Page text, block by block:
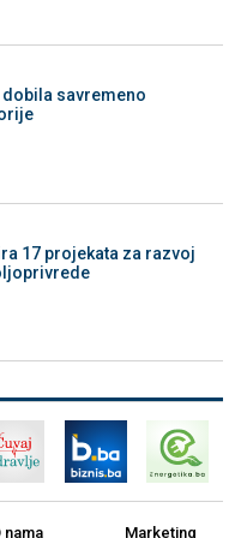
dobila savremeno
17 projekata za razvoj
nama
Marketing